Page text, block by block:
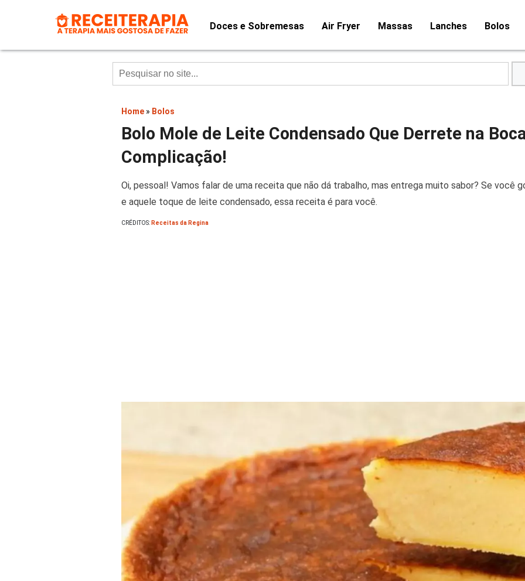
Doces e Sobremesas Air Fryer Massas Lanches Bolos
Home » Bolos
Bolo Mole de Leite Condensado Que Derrete na
Complicação!
Oi, pessoal! Vamos falar de uma receita que não dá trabalho, mas entrega muito sabor? Se você
e aquele toque de leite condensado, essa receita é para você.
CRÉDITOS: Receitas da Regina